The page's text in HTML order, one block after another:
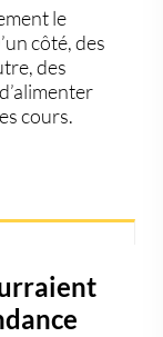
le
côté, des
des
cours.